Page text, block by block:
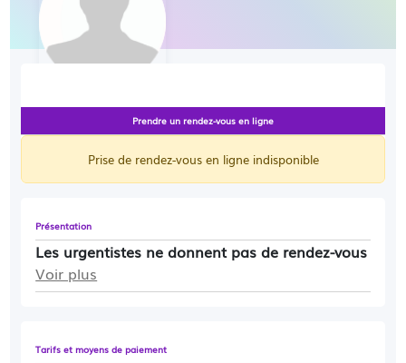
Présentation
Les urgentistes ne donnent pas de rendez-vous
Voir plus
Tarifs et moyens de paiement
Prendre un rendez-vous en ligne
Prise de rendez-vous en ligne indisponible